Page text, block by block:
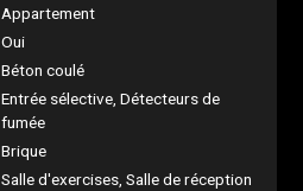
Appartement
Oui
Béton coulé
Entrée sélective, Détecteurs de
fumée
Brique
Salle d'exercises, Salle de réception